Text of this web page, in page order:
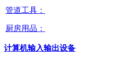
管道工具：
厨房用品：
计算机输入输出设备